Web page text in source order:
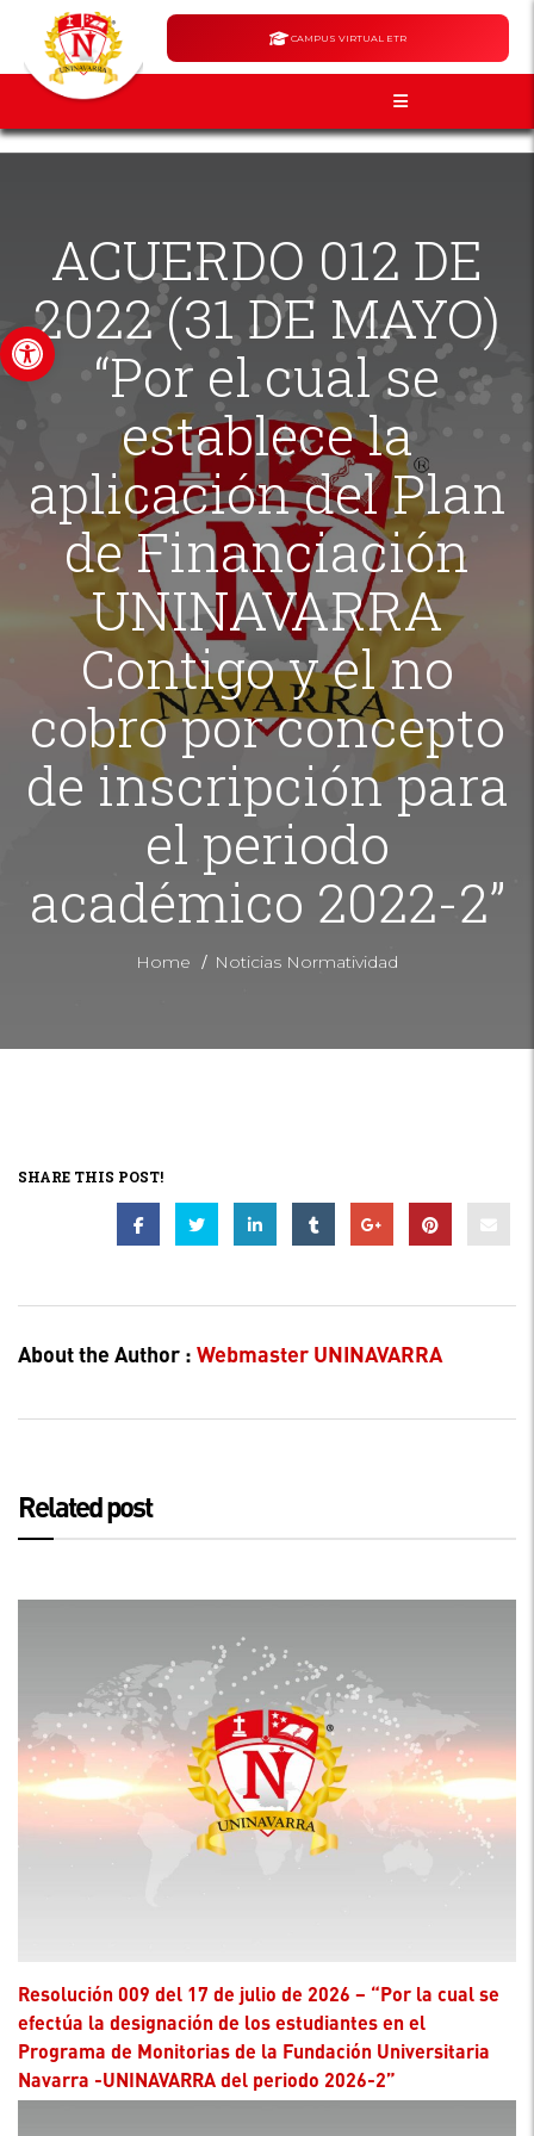
Abrir barra de herramientas
CAMPUS VIRTUAL ETR
ACUERDO 012 DE
2022 (31 DE MAYO)
“Por el cual se
establece la
aplicación del Plan
de Financiación
UNINAVARRA
Contigo y el no
cobro por concepto
de inscripción para
el periodo
académico 2022-2”
Home / Noticias Normatividad
SHARE THIS POST!
About the Author : Webmaster UNINAVARRA
Related post
Resolución 009 del 17 de julio de 2026 – “Por la cual se
efectúa la designación de los estudiantes en el
Programa de Monitorias de la Fundación Universitaria
Navarra -UNINAVARRA del periodo 2026-2”